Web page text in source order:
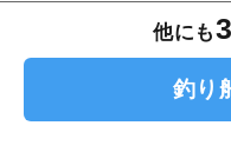
他にも3
釣り